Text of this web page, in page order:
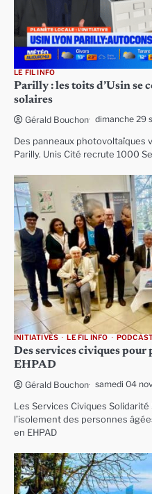
LE FIL INFO
Parilly : les toits d’Usin se
solaires
Gérald Bouchon dimanche 29
Des panneaux photovoltaïques
Parilly. Unis Cité recrute 1000
INITIATIVES LE FIL INFO
Des services civiques
EHPAD
Gérald Bouchon samedi 04
Les Services Civiques
l’isolement des personnes
en EHPAD